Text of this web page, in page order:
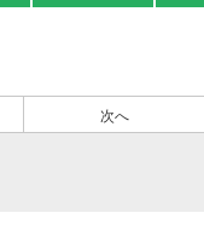
次へ